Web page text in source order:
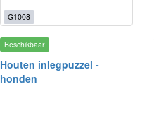
G1008
Beschikbaar
Houten inlegpuzzel -
honden